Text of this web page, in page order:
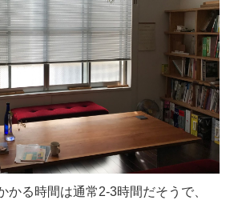
かる時間は通常2-3時間だそうで、